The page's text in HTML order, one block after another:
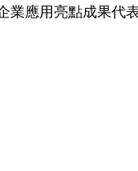
業應用亮點成果代